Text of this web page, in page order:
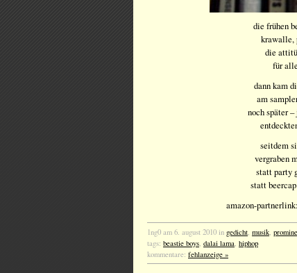
die frühen
krawalle,
die
für
dann kam
am
noch später
seitdem
vergraben
statt party
statt
amazon-partnerlink:
1ng0 am 6. august 2010 in gedicht, musik,
tags: beastie boys, dalai lama, hiphop
kommentare: fehlanzeige »